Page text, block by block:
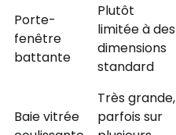
Porte-
fenêtre
battante
Plutôt
limitée à des
dimensions
standard
Baie vitrée
Très grande,
parfois sur